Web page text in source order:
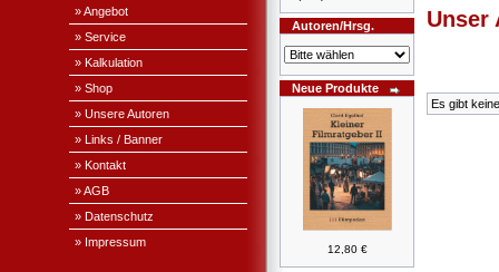
» Angebot
» Service
» Kalkulation
» Shop
» Unsere Autoren
» Links / Banner
» Kontakt
» AGB
» Datenschutz
» Impressum
Autoren/Hrsg.
Neue Produkte
12,80 €
Unser
Es gibt